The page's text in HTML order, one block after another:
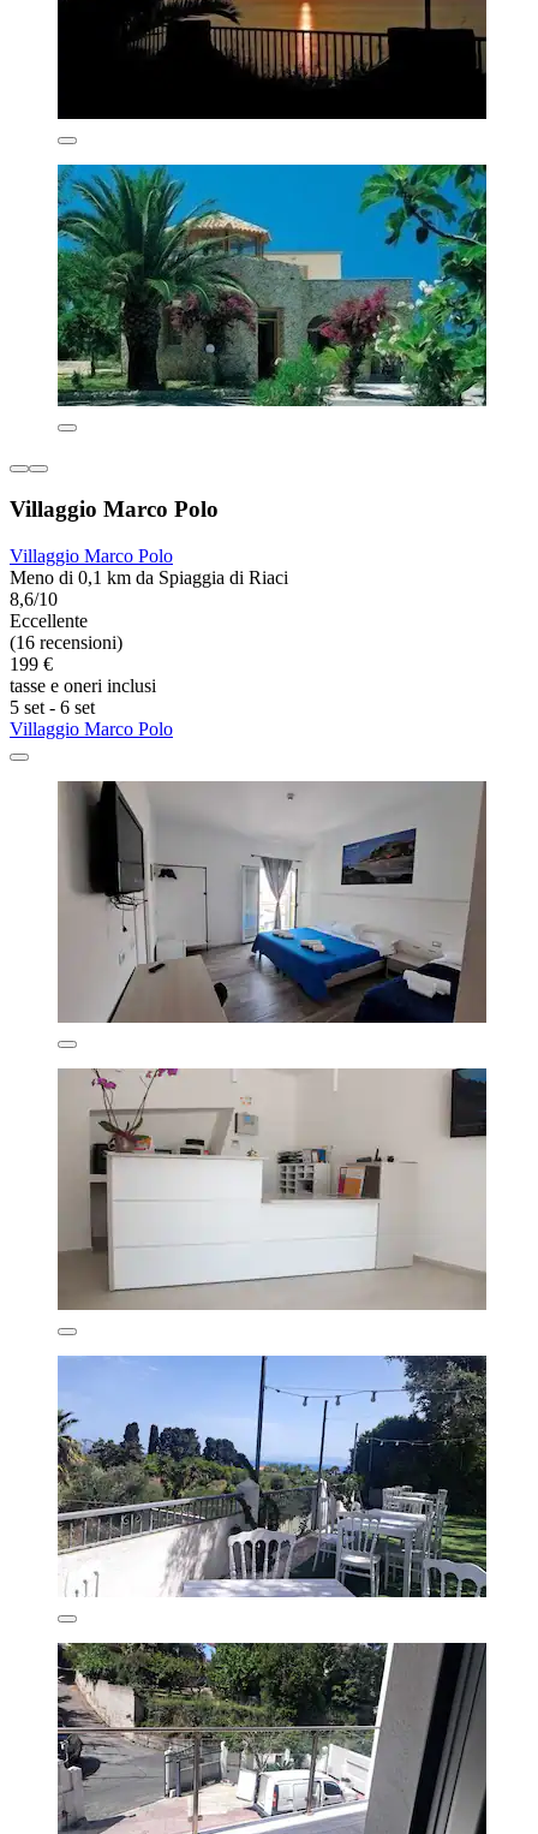
Villaggio Marco Polo
Villaggio Marco Polo
Meno di 0,1 km da Spiaggia di Riaci
8,6/10
Eccellente
(16 recensioni)
199 €
tasse e oneri inclusi
5 set - 6 set
Villaggio Marco Polo